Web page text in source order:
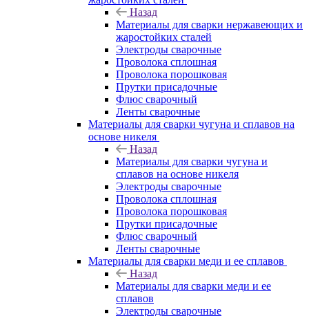
Назад
Материалы для сварки нержавеющих и
жаростойких сталей
Электроды сварочные
Проволока сплошная
Проволока порошковая
Прутки присадочные
Флюс сварочный
Ленты сварочные
Материалы для сварки чугуна и сплавов на
основе никеля
Назад
Материалы для сварки чугуна и
сплавов на основе никеля
Электроды сварочные
Проволока сплошная
Проволока порошковая
Прутки присадочные
Флюс сварочный
Ленты сварочные
Материалы для сварки меди и ее сплавов
Назад
Материалы для сварки меди и ее
сплавов
Электроды сварочные